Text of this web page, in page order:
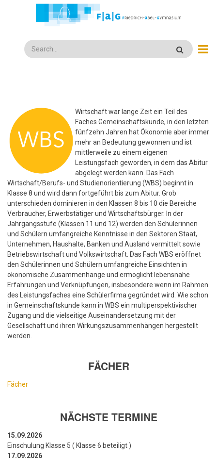
Search
Wirtschaft war lange Zeit ein Teil des
Faches Gemeinschaftskunde, in den letzten
fünfzehn Jahren hat Ökonomie aber immer
mehr an Bedeutung gewonnen und ist
mittlerweile zu einem eigenen
Leistungsfach geworden, in dem das Abitur
abgelegt werden kann. Das Fach
Wirtschaft/Berufs- und Studienorientierung (WBS) beginnt in
Klasse 8 und wird dann fortgeführt bis zum Abitur. Grob
unterschieden dominieren in den Klassen 8 bis 10 die Bereiche
Verbraucher, Erwerbstätiger und Wirtschaftsbürger. In der
Jahrgangsstufe (Klassen 11 und 12) werden den Schülerinnen
und Schülern umfangreiche Kenntnisse in den Sektoren Staat,
Unternehmen, Haushalte, Banken und Ausland vermittelt sowie
Betriebswirtschaft und Volkswirtschaft. Das Fach WBS eröffnet
den Schülerinnen und Schülern umfangreiche Einsichten in
ökonomische Zusammenhänge und ermöglicht lebensnahe
Erfahrungen und Verknüpfungen, insbesondere wenn im Rahmen
des Leistungsfaches eine Schülerfirma gegründet wird. Wie schon
in Gemeinschaftskunde kann in WBS ein multiperspektivischer
Zugang und die vielseitige Auseinandersetzung mit der
Gesellschaft und ihren Wirkungszusammenhängen hergestellt
werden.
FÄCHER
Fächer
NÄCHSTE TERMINE
15.09.2026
Einschulung Klasse 5 ( Klasse 6 beteiligt )
17.09.2026